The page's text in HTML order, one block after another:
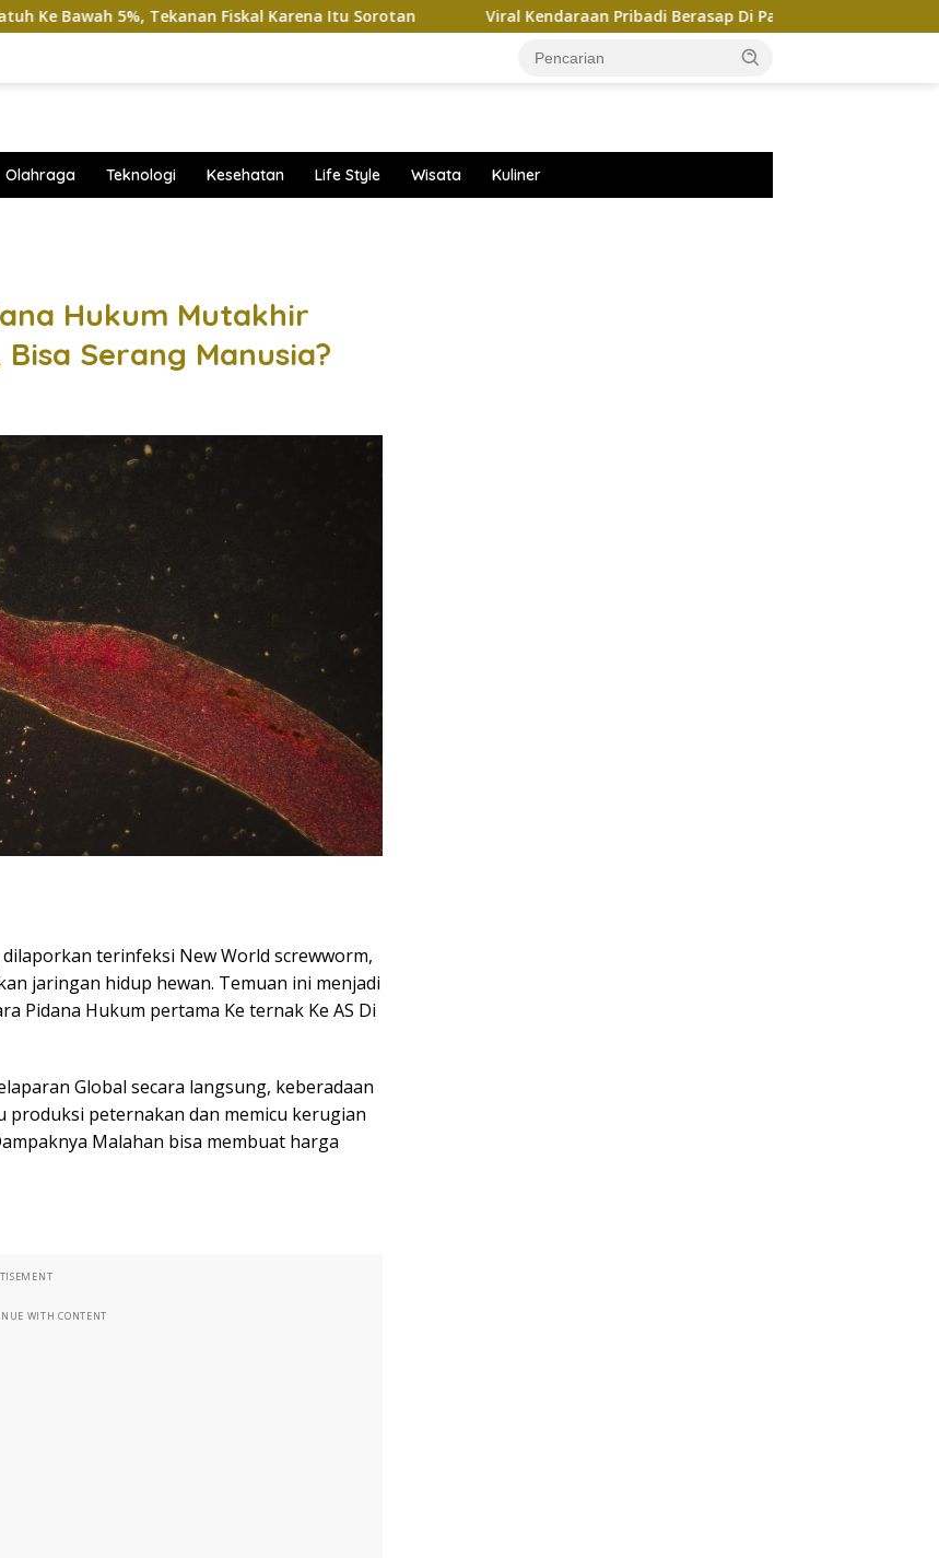
Tekanan Fiskal Karena Itu Sorotan Viral Kendaraan Pribadi Berasap Di Parkiran GIIAS 2026, Ini Kata Chery
Olahraga Teknologi Kesehatan Life Style Wisata Kuliner
Hukum Mutakhir
Serang Manusia?
terinfeksi New World screwworm,
jaringan hidup hewan. Temuan ini menjadi
Pidana Hukum pertama Ke ternak Ke AS Di
Global secara langsung, keberadaan
peternakan dan memicu kerugian
Malahan bisa membuat harga
WITH CONTENT